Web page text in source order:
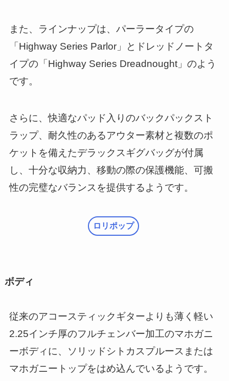
また、ラインナップは、パーラータイプの
「Highway Series Parlor」とドレッドノートタ
イプの「Highway Series Dreadnought」のよう
です。
さらに、快適なパッド入りのバックパックスト
ラップ、耐久性のあるアウター素材と複数のポ
ケットを備えたデラックスギグバッグが付属
し、十分な収納力、移動の際の保護機能、可搬
性の完璧なバランスを提供するようです。
ロリポップ
ボディ
従来のアコースティックギターよりも薄く軽い
2.25インチ厚のフルチェンバー加工のマホガニ
ーボディに、ソリッドシトカスプルースまたは
マホガニートップをはめ込んでいるようです。